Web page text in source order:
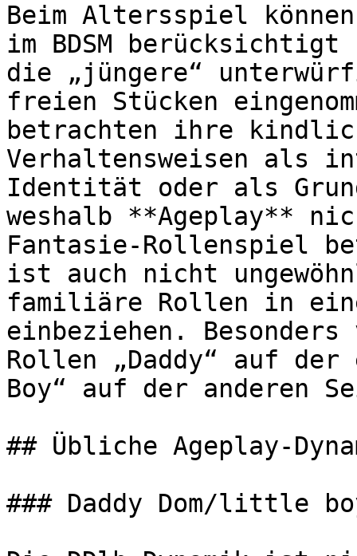
Beim Altersspiel können
im BDSM
die „jüngere“
freien Stücken
betrachten ihre
Verhaltensweisen als
Identität oder als
weshalb **Ageplay**
Fantasie-Rollenspiel
ist auch nicht
familiäre Rollen in
einbeziehen.
Rollen „Daddy“ auf
Boy“ auf der anderen
## Übliche Ageplay-
### Daddy Dom/little